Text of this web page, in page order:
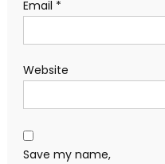
Email *
Website
Save my name,